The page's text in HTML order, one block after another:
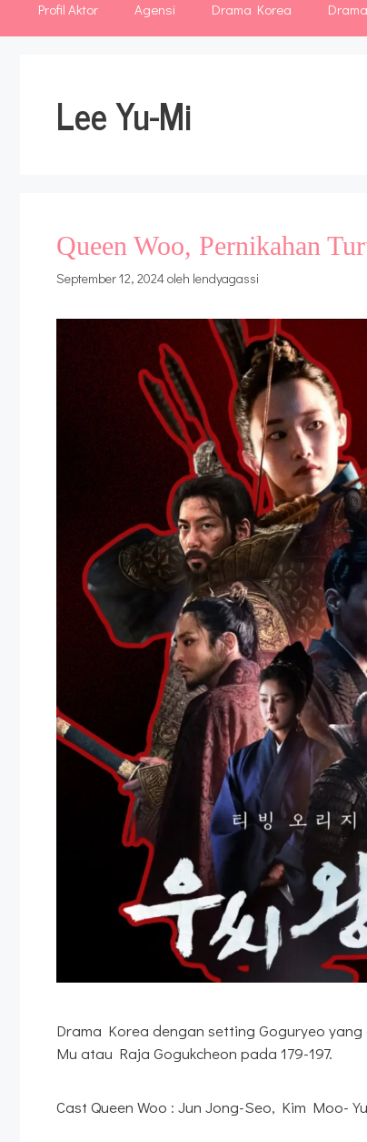
Profil Aktor Agensi Drama Korea
Lee Yu-Mi
Queen Woo, Pernikahan
September 12, 2024oleh lendyagassi
Drama Korea dengan setting Goguryeo
Mu atau Raja Gogukcheon pada 179-197.
Cast Queen Woo : Jun Jong-Seo, Kim Moo-